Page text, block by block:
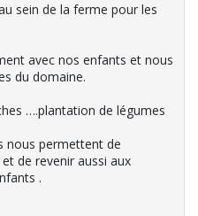
sein de la ferme pour les
avec nos enfants et nous
du domaine.
….plantation de légumes
nous permettent de
de revenir aussi aux
.